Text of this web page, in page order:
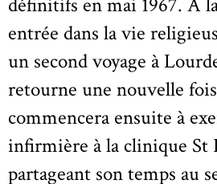
entrée dans la vie
un second voyage à
retourne une nouvelle
commencera ensuite à
infirmière à la clinique St
partageant son temps au